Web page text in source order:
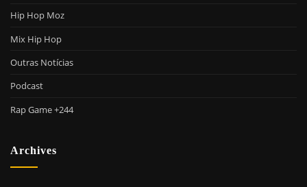
Hip Hop Moz
Mix Hip Hop
Outras Notícias
Podcast
Rap Game +244
Archives